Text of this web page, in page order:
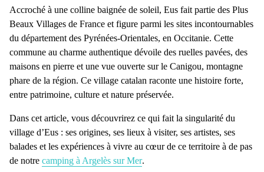
Accroché à une colline baignée de soleil, Eus fait partie des Plus
Beaux Villages de France et figure parmi les sites incontournables
du département des Pyrénées-Orientales, en Occitanie. Cette
commune au charme authentique dévoile des ruelles pavées, des
maisons en pierre et une vue ouverte sur le Canigou, montagne
phare de la région. Ce village catalan raconte une histoire forte,
entre patrimoine, culture et nature préservée.
Dans cet article, vous découvrirez ce qui fait la singularité du
village d’Eus : ses origines, ses lieux à visiter, ses artistes, ses
balades et les expériences à vivre au cœur de ce territoire à de pas
de notre camping à Argelès sur Mer.